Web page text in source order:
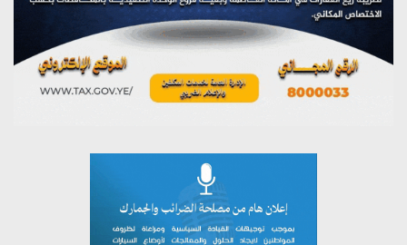
يوليو 26, 2026